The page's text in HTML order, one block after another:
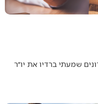
שמעתי ברדיו את יו״ר